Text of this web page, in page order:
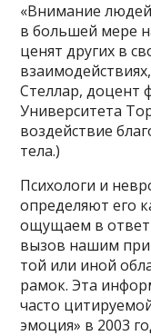
«Внимание
в большей мере
ценят других в
Стеллар, доцент
Университета
воздействие
тела.)
Психологи и
определяют его
ощущаем в ответ
вызов нашим
той или иной
рамок. Эта
часто
эмоция» в 2003